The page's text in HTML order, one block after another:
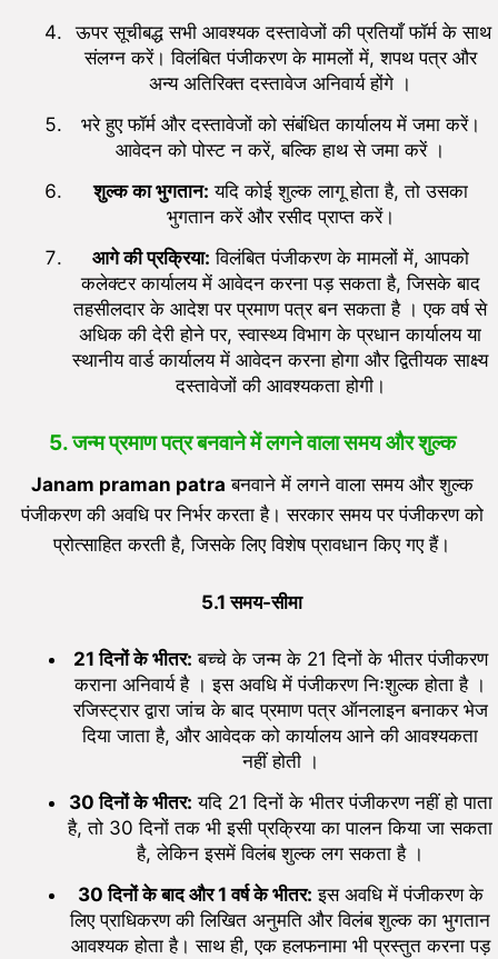
ऊपर सूचीबद्ध सभी आवश्यक दस्तावेजों की प्रतियाँ फॉर्म के साथ
संलग्न करें। विलंबित पंजीकरण के मामलों में, शपथ पत्र और
अन्य अतिरिक्त दस्तावेज अनिवार्य होंगे ।
भरे हुए फॉर्म और दस्तावेजों को संबंधित कार्यालय में जमा करें।
आवेदन को पोस्ट न करें, बल्कि हाथ से जमा करें ।
शुल्क का भुगतान: यदि कोई शुल्क लागू होता है, तो उसका
भुगतान करें और रसीद प्राप्त करें।
आगे की प्रक्रिया: विलंबित पंजीकरण के मामलों में, आपको
कलेक्टर कार्यालय में आवेदन करना पड़ सकता है, जिसके बाद
तहसीलदार के आदेश पर प्रमाण पत्र बन सकता है । एक वर्ष से
अधिक की देरी होने पर, स्वास्थ्य विभाग के प्रधान कार्यालय या
स्थानीय वार्ड कार्यालय में आवेदन करना होगा और द्वितीयक साक्ष्य
दस्तावेजों की आवश्यकता होगी।
5.जन्म प्रमाण पत्र बनवाने में लगने वाला समय और शुल्क
Janam praman patra बनवाने में लगने वाला समय और शुल्क
पंजीकरण की अवधि पर निर्भर करता है। सरकार समय पर पंजीकरण को
प्रोत्साहित करती है, जिसके लिए विशेष प्रावधान किए गए हैं।
5.1समय-सीमा
21दिनों के भीतर: बच्चे के जन्म के 21 दिनों के भीतर पंजीकरण
कराना अनिवार्य है । इस अवधि में पंजीकरण निःशुल्क होता है ।
रजिस्ट्रार द्वारा जांच के बाद प्रमाण पत्र ऑनलाइन बनाकर भेज
दिया जाता है, और आवेदक को कार्यालय आने की आवश्यकता
नहीं होती ।
30दिनों के भीतर: यदि 21 दिनों के भीतर पंजीकरण नहीं हो पाता
है, तो 30 दिनों तक भी इसी प्रक्रिया का पालन किया जा सकता
है, लेकिन इसमें विलंब शुल्क लग सकता है ।
30दिनों के बाद और1वर्ष के भीतर: इस अवधि में पंजीकरण के
लिए प्राधिकरण की लिखित अनुमति और विलंब शुल्क का भुगतान
आवश्यक होता है। साथ ही, एक हलफनामा भी प्रस्तुत करना पड़